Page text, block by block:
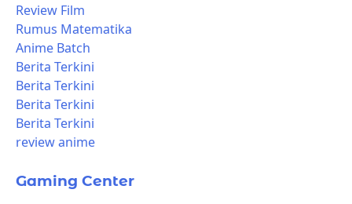
Review Film
Rumus Matematika
Anime Batch
Berita Terkini
Berita Terkini
Berita Terkini
Berita Terkini
review anime
Gaming Center